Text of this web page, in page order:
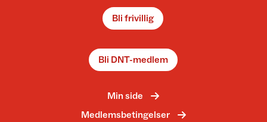
Bli frivillig
Bli DNT-medlem
Min side
Medlemsbetingelser